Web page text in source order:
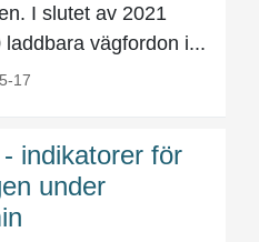
I slutet av 2021
vägfordon i...
17
indikatorer för
under